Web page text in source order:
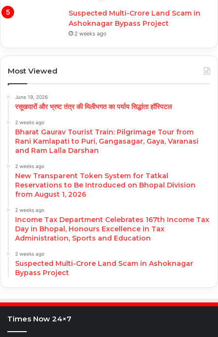
Suspected Multi-Crore Land Scam in
Ashoknagar Bypass Project
2 weeks ago
Most Viewed
June 19, 2026
रसूखदारों और भ्रष्ट तंत्र की मिलीभगत का पर्याय सिद्धांता हॉस्पिटल
2 weeks ago
Bharat Gaurav Tourist Train: Pilgrimage Tour from
Rani Kamlapati to Puri, Gangasagar, Gaya, Varanasi
and Ram Lalla Darshan
2 weeks ago
New Transparent Token System for Tatkal
Reservations to Be Introduced on Bhopal Division
from August 1, 2026
2 weeks ago
Income Tax Department Celebrates 167th Income Tax
Day in Bhopal, Honours Excellence in Tax
Administration, Sports and Education
2 weeks ago
Suspected Multi-Crore Land Scam in Ashoknagar
Bypass Project
Times Now 24×7